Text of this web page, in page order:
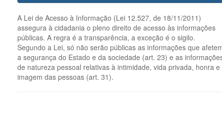
A Lei de Acesso à Informação (Lei 12.527, de 18/11/2011)
assegura à cidadania o pleno direito de acesso às informações
públicas. A regra é a transparência, a exceção é o sigilo.
Segundo a Lei, só não serão públicas as informações que
a segurança do Estado e da sociedade (art. 23) e as
de natureza pessoal relativas à intimidade, vida privada, honra e
imagem das pessoas (art. 31).